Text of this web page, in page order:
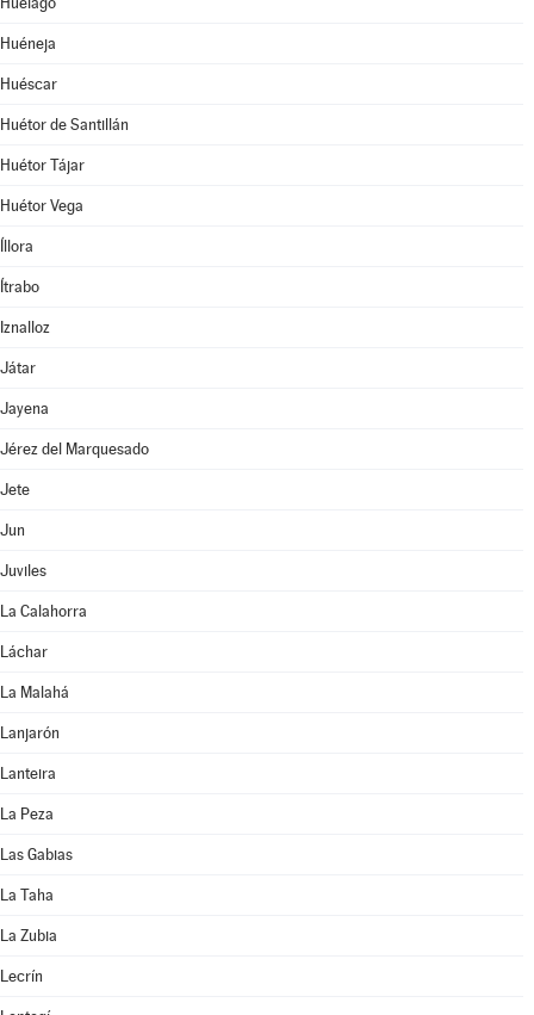
Huéneja
Huéscar
Huétor de Santillán
Huétor Tájar
Huétor Vega
Íllora
Ítrabo
Iznalloz
Játar
Jayena
Jérez del Marquesado
Jete
Jun
Juviles
La Calahorra
Láchar
La Malahá
Lanjarón
Lanteira
La Peza
Las Gabias
La Taha
La Zubia
Lecrín